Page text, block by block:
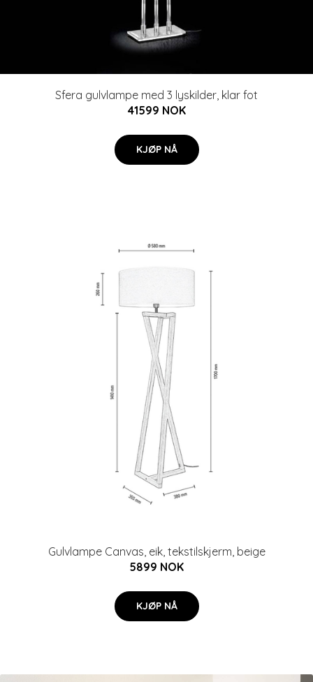
Sfera gulvlampe med 3 lyskilder, klar fot
41599 NOK
KJØP NÅ
Gulvlampe Canvas, eik, tekstilskjerm, beige
5899 NOK
KJØP NÅ